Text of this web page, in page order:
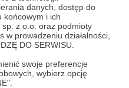
danych, dostęp do
końcowym i ich
z o.o. oraz podmioty
prowadzeniu działalności,
DO SERWISU.
swoje preferencje
wybierz opcję
Puchar Polski Pit Bike SM